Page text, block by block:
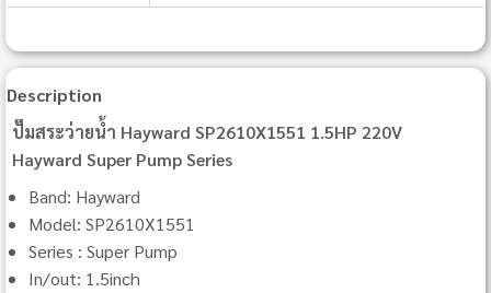
Description
ปั๊มสระว่ายน้ำ Hayward SP2610X1551 1.5HP 220V
Hayward Super Pump Series
Band: Hayward
Model: SP2610X1551
Series : Super Pump
In/out: 1.5inch